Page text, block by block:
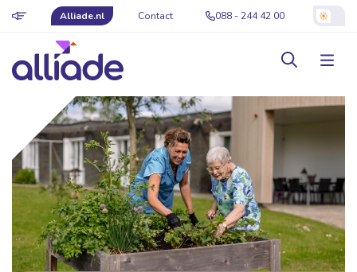
Alliade.nl Contact 088 - 244 42 00